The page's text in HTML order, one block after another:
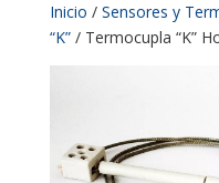
Inicio / Sensores y
“K”/ Termocupla “K”